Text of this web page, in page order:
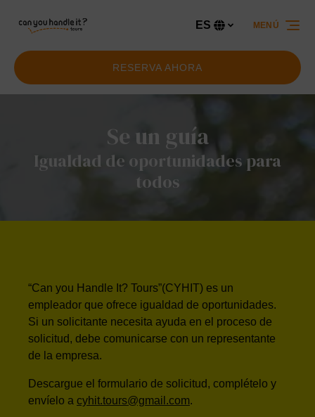
Selecciona
tu
ES
RESERVA AHORA
MENÚ
Se un guía
Igualdad de oportunidades para
todos
“Can you Handle It? Tours”(CYHIT) es un
empleador que ofrece igualdad de oportunidades.
Si un solicitante necesita ayuda en el proceso de
solicitud, debe comunicarse con un representante
de la empresa.
Descargue el formulario de solicitud, complételo y
envíelo a cyhit.tours@gmail.com.